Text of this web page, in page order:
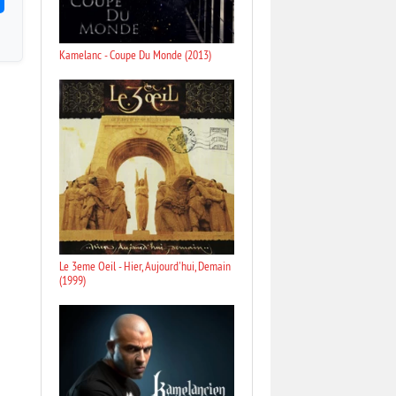
Kamelanc - Coupe Du Monde (2013)
Le 3eme Oeil - Hier, Aujourd'hui, Demain
(1999)